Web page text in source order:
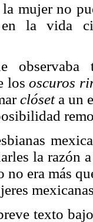
mujer no
la vida
lososcuros
clóseta un
la razón
no era más
texto